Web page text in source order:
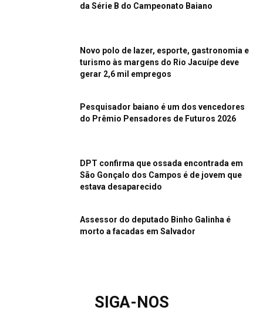
da Série B do Campeonato Baiano
Novo polo de lazer, esporte, gastronomia e
turismo às margens do Rio Jacuípe deve
gerar 2,6 mil empregos
Pesquisador baiano é um dos vencedores
do Prêmio Pensadores de Futuros 2026
DPT confirma que ossada encontrada em
São Gonçalo dos Campos é de jovem que
estava desaparecido
Assessor do deputado Binho Galinha é
morto a facadas em Salvador
SIGA-NOS